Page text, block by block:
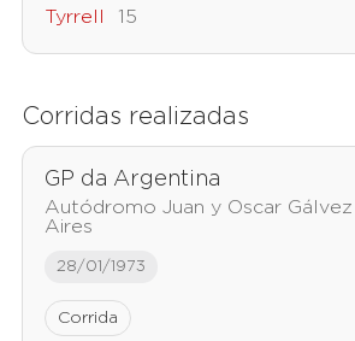
Tyrrell
15
Corridas realizadas
GP da Argentina
Autódromo Juan y Oscar
Aires
28/01/1973
Corrida